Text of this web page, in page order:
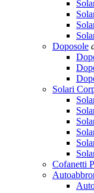
Doposole
Solari
Cofanetti